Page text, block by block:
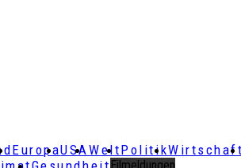
EuropaUSAWeltPolitikWirtschaft